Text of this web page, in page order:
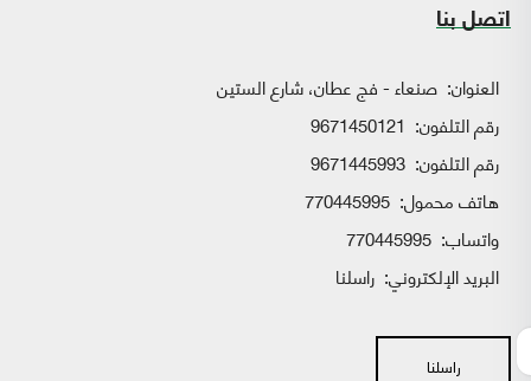
اتصل بنا
العنوان: صنعاء - فج عطان، شارع الستين
رقم التلفون: 9671450121
رقم التلفون: 9671445993
هاتف محمول: 770445995
واتساب:
البريد الإلكتروني: راسلنا
راسلنا